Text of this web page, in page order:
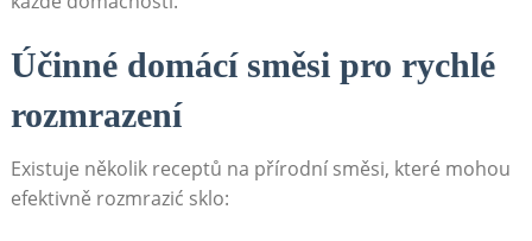
Účinné domácí směsi pro rychlé⁢
rozmrazení
Existuje ​několik receptů na přírodní směsi, které ​mohou
efektivně ‌rozmrazić sklo: